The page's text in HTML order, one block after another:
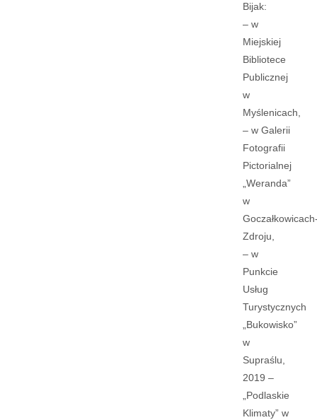
Bijak:
– w
Miejskiej
Bibliotece
Publicznej
w
Myślenicach,
– w Galerii
Fotografii
Pictorialnej
„Weranda”
w
Zdroju,
– w
Punkcie
Usług
Turystycznych
„Bukowisko”
w
Supraślu,
2019 –
„Podlaskie
Klimaty” w